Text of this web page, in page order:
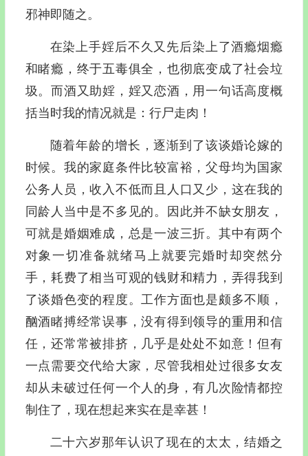
邪神即随之。
在染上手婬后不久又先后染上了酒瘾烟瘾
和睹瘾，终于五毒俱全，也彻底变成了社会垃
圾。而酒又助婬，婬又恋酒，用一句话高度概
括当时我的情况就是：行尸走肉！
随着年龄的增长，逐渐到了该谈婚论嫁的
时候。我的家庭条件比较富裕，父母均为国家
公务人员，收入不低而且人口又少，这在我的
同龄人当中是不多见的。因此并不缺女朋友，
可就是婚姻难成，总是一波三折。其中有两个
对象一切准备就绪马上就要完婚时却突然分
手，耗费了相当可观的钱财和精力，弄得我到
了谈婚色变的程度。工作方面也是颇多不顺，
酗酒睹搏经常误事，没有得到领导的重用和信
任，还常常被排挤，几乎是处处不如意！但有
一点需要交代给大家，尽管我相处过很多女友
却从未破过任何一个人的身，有几次险情都控
制住了，现在想起来实在是幸甚！
二十六岁那年认识了现在的太太，结婚之